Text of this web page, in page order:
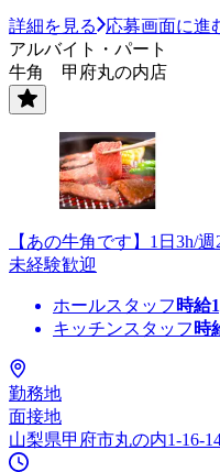
詳細を見る
応募画面に進
アルバイト・パート
牛角 甲府丸の内店
【あの牛角です】1日3h/
未経験歓迎
ホールスタッフ 時給
キッチンスタッフ 時
勤務地
面接地
山梨県甲府市丸の内1-16-